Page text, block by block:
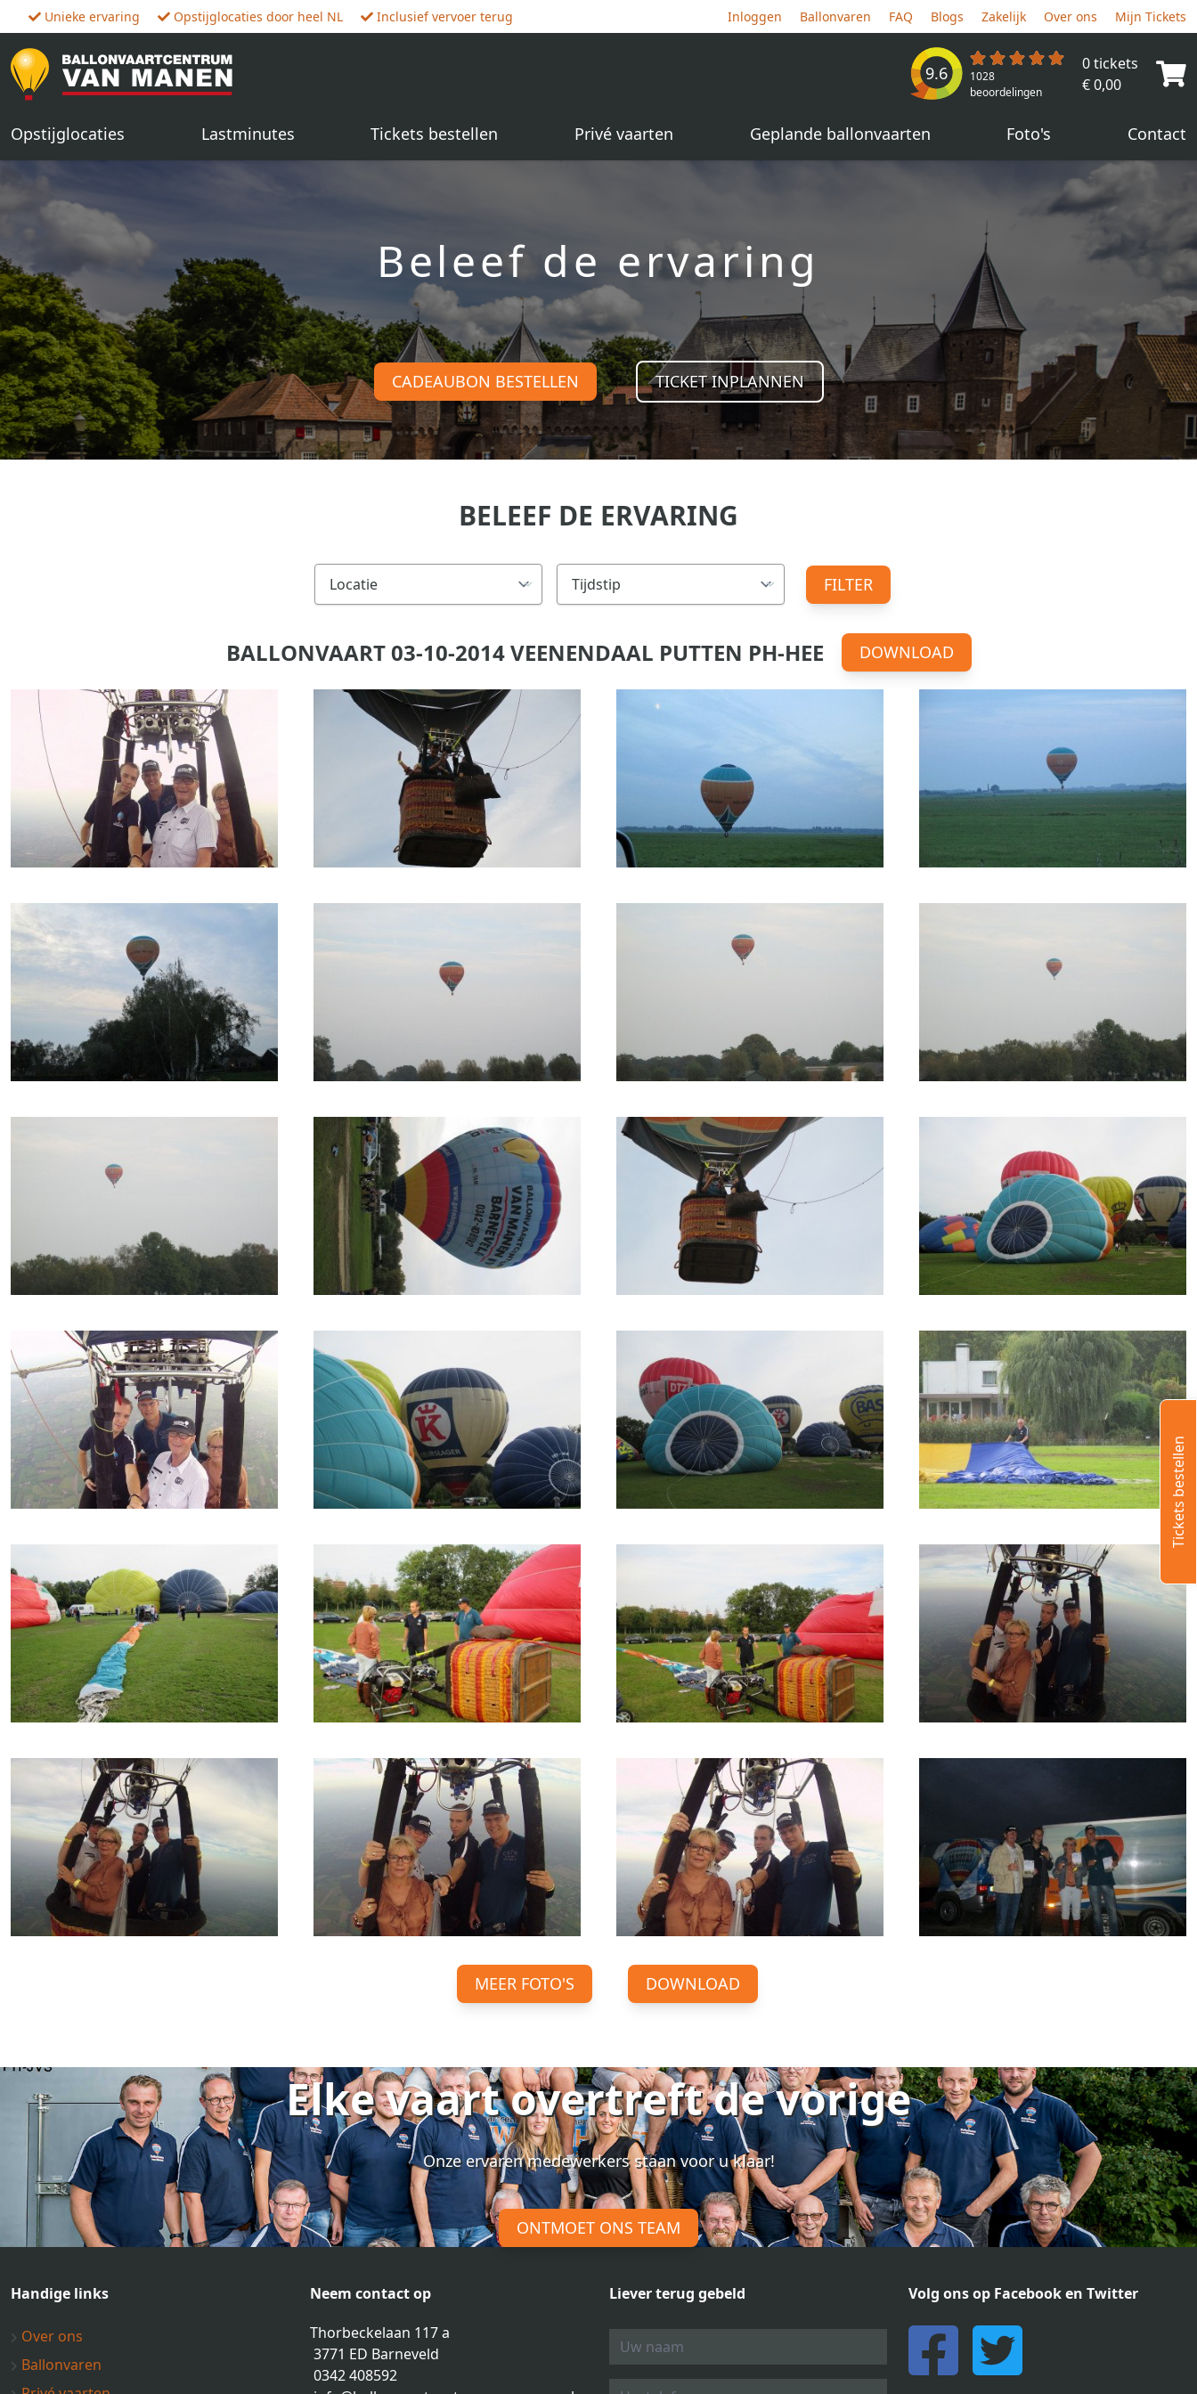
Unieke ervaring Opstijglocaties door heel NL Inclusief vervoer terug Inloggen Ballonvaren FAQ Blogs Zakelijk Over ons Mijn Tickets
9.6
1028
beoordelingen
0 tickets
€ 0,00
Opstijglocaties Lastminutes Tickets bestellen Privé vaarten Geplande ballonvaarten Foto's Contact
Beleef de ervaring
CADEAUBON BESTELLEN TICKET INPLANNEN
BELEEF DE ERVARING
FILTER
BALLONVAART 03-10-2014 VEENENDAAL PUTTEN PH-HEE DOWNLOAD
MEER FOTO'S DOWNLOAD
Elke vaart overtreft de vorige
Onze ervaren medewerkers staan voor u klaar!
ONTMOET ONS TEAM
Handige links
Over ons
Ballonvaren
Neem contact op
Thorbeckelaan 117 a
3771 ED Barneveld
0342 408592
Liever terug gebeld Volg ons op Facebook en Twitter
Tickets bestellen